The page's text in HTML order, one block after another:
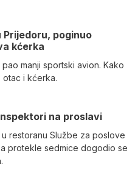
Prijedoru, poginuo
kćerka
manji sportski avion. Kako
otac i kćerka.
na proslavi
restoranu Službe za poslove
protekle sedmice dogodio se